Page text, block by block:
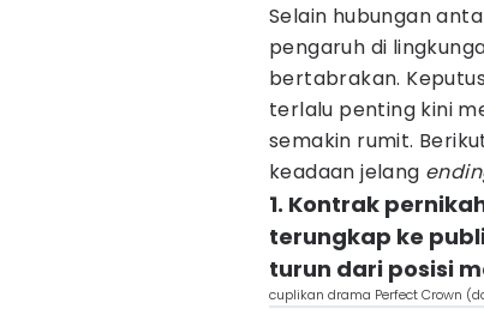
Selain hubungan
pengaruh di
bertabrakan.
terlalu penting kini
semakin rumit.
keadaan jelang
1. Kontrak
terungkap ke
turun dari posisi
cuplikan drama Perfect Crown